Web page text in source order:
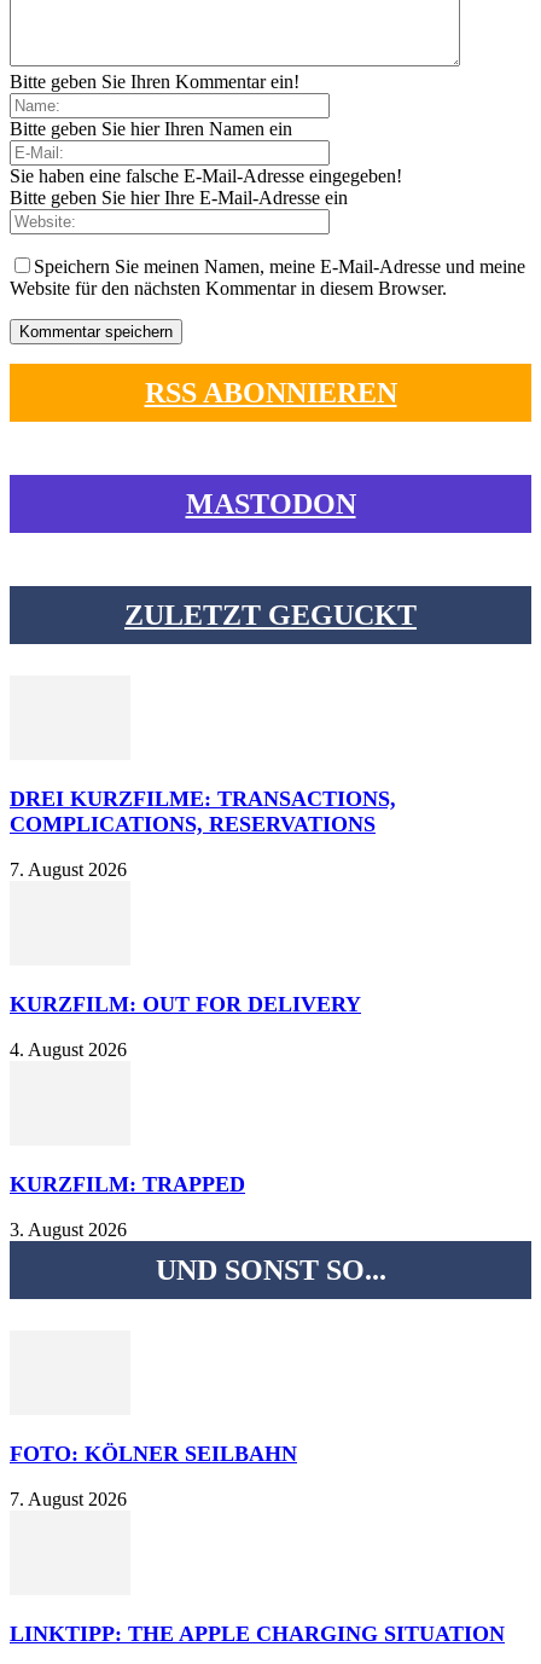
Bitte geben Sie Ihren Kommentar ein!
Bitte geben Sie hier Ihren Namen ein
Sie haben eine falsche E-Mail-Adresse eingegeben!
Bitte geben Sie hier Ihre E-Mail-Adresse ein
Speichern Sie meinen Namen, meine E-Mail-Adresse und meine
Website für den nächsten Kommentar in diesem Browser.
RSS ABONNIEREN
MASTODON
ZULETZT GEGUCKT
DREI KURZFILME: TRANSACTIONS,
COMPLICATIONS, RESERVATIONS
7. August 2026
KURZFILM: OUT FOR DELIVERY
4. August 2026
KURZFILM: TRAPPED
3. August 2026
UND SONST SO...
FOTO: KÖLNER SEILBAHN
7. August 2026
LINKTIPP: THE APPLE CHARGING SITUATION